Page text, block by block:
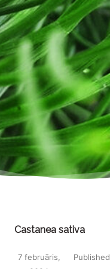
Castanea sativa
Published
7 februāris,